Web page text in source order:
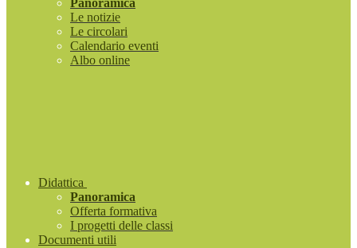
Panoramica
Le notizie
Le circolari
Calendario eventi
Albo online
Didattica
Panoramica
Offerta formativa
I progetti delle classi
Documenti utili